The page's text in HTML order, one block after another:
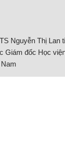
Nguyễn Thị Lan
Giám đốc Học